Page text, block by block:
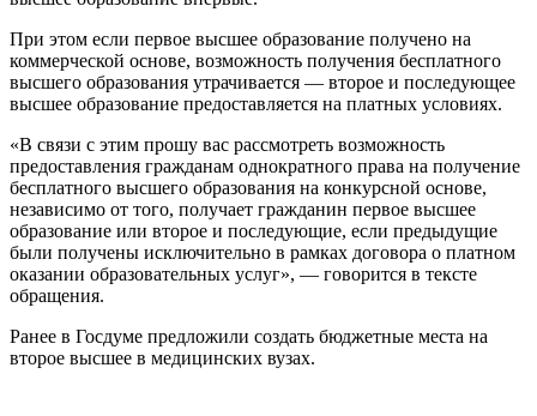
При этом если первое высшее образование получено на
коммерческой основе, возможность получения бесплатного
высшего образования утрачивается — второе и последующее
высшее образование предоставляется на платных условиях.
«В связи с этим прошу вас рассмотреть возможность
предоставления гражданам однократного права на получение
бесплатного высшего образования на конкурсной основе,
независимо от того, получает гражданин первое высшее
образование или второе и последующие, если предыдущие
были получены исключительно в рамках договора о платном
оказании образовательных услуг», — говорится в тексте
обращения.
Ранее в Госдуме предложили создать бюджетные места на
второе высшее в медицинских вузах.